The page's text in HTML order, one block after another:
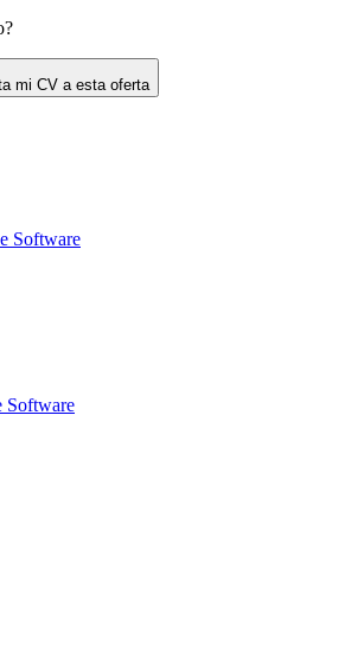
mi CV a esta oferta
Software
Software